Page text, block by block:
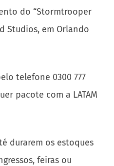
do “Stormtrooper
Studios, em Orlando
telefone 0300 777
pacote com a LATAM
durarem os estoques
feiras ou